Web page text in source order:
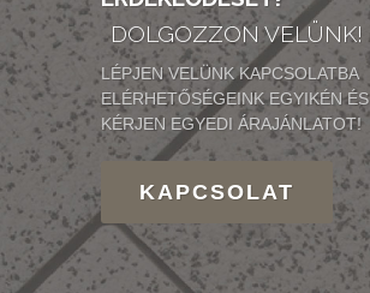
DOLGOZZON VELÜNK!
LÉPJEN VELÜNK KAPCSOLATBA
ELÉRHETŐSÉGEINK EGYIKÉN ÉS
KÉRJEN EGYEDI ÁRAJÁNLATOT!
KAPCSOLAT